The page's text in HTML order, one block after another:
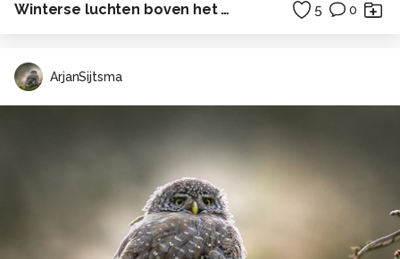
Winterse luchten boven het Wad I 5 0
ArjanSijtsma